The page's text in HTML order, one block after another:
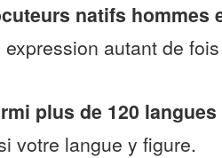
natifs hommes
autant de
plus de 120 langues
votre langue y figure.